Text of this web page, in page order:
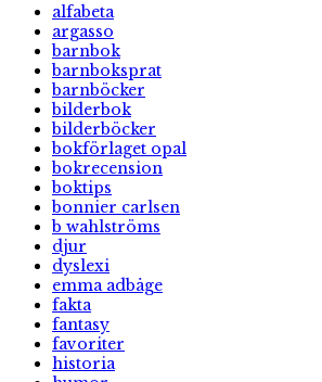
alfabeta
argasso
barnbok
barnboksprat
barnböcker
bilderbok
bilderböcker
bokförlaget opal
bokrecension
boktips
bonnier carlsen
b wahlströms
djur
dyslexi
emma adbåge
fakta
fantasy
favoriter
historia